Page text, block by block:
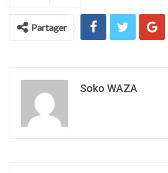
Partager
Soko WAZA